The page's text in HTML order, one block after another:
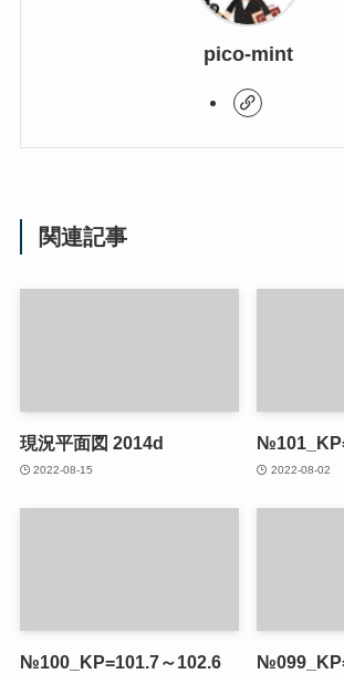
pico-mint
関連記事
現況平面図 2014d
2022-08-15 2022-08-02
№100_KP=101.7～102.6